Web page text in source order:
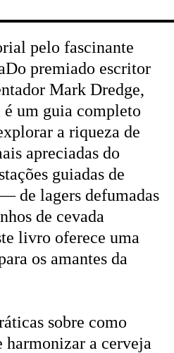
pelo fascinante
premiado escritor
Mark Dredge,
é um guia completo
a riqueza de
apreciadas do
guiadas de
de lagers defumadas
de cevada
livro oferece uma
os amantes da
sobre como
harmonizar a cerveja